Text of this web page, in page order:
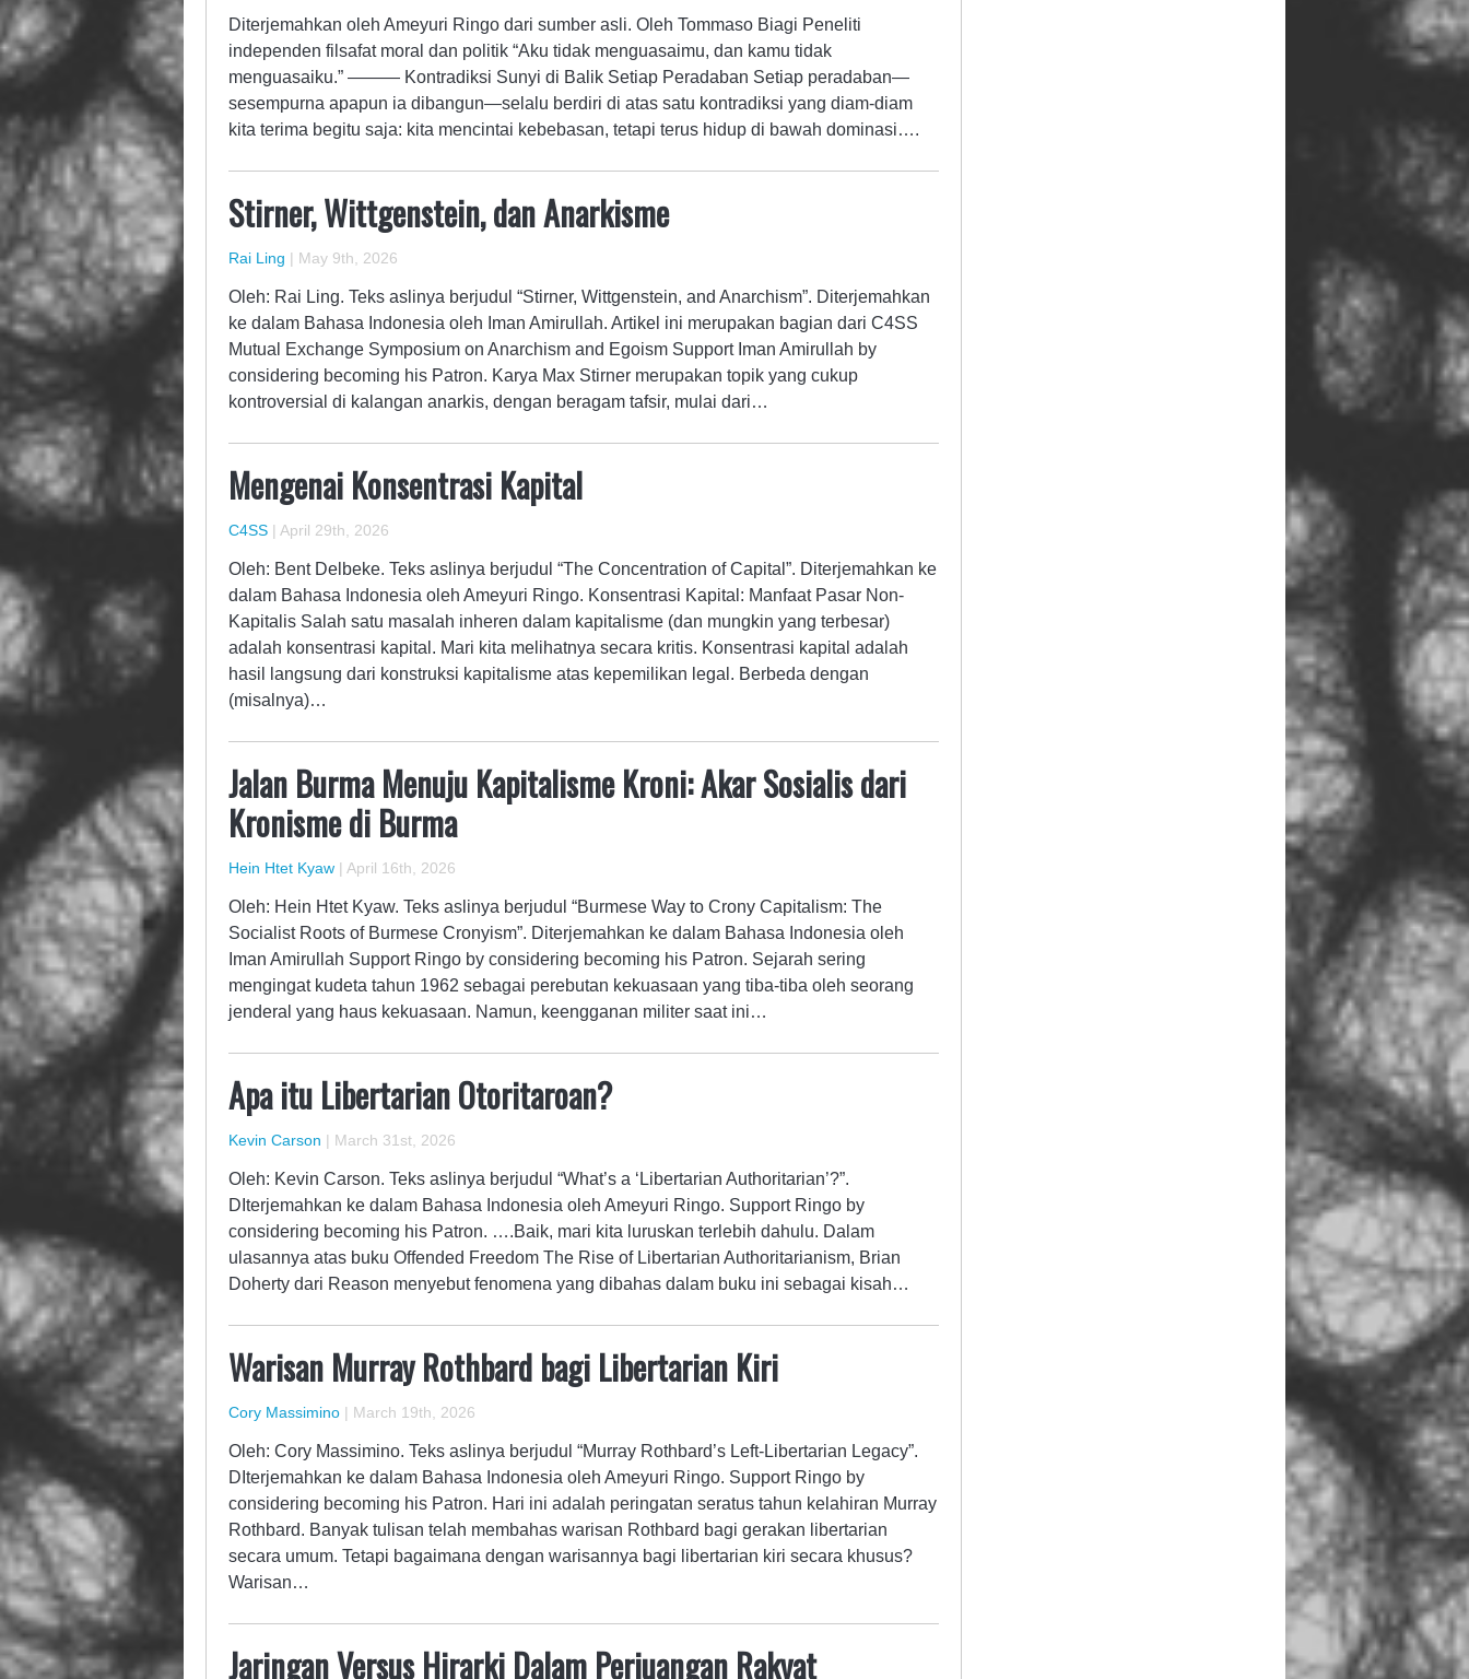
Diterjemahkan oleh Ameyuri Ringo dari sumber asli. Oleh Tommaso Biagi Peneliti
independen filsafat moral dan politik “Aku tidak menguasaimu, dan kamu tidak
menguasaiku.” ——— Kontradiksi Sunyi di Balik Setiap Peradaban Setiap peradaban—
sesempurna apapun ia dibangun—selalu berdiri di atas satu kontradiksi yang diam-diam
kita terima begitu saja: kita mencintai kebebasan, tetapi terus hidup di bawah dominasi….
Stirner, Wittgenstein, dan Anarkisme
Rai Ling | May 9th, 2026
Oleh: Rai Ling. Teks aslinya berjudul “Stirner, Wittgenstein, and Anarchism”. Diterjemahkan
ke dalam Bahasa Indonesia oleh Iman Amirullah. Artikel ini merupakan bagian dari C4SS
Mutual Exchange Symposium on Anarchism and Egoism Support Iman Amirullah by
considering becoming his Patron. Karya Max Stirner merupakan topik yang cukup
kontroversial di kalangan anarkis, dengan beragam tafsir, mulai dari…
Mengenai Konsentrasi Kapital
C4SS | April 29th, 2026
Oleh: Bent Delbeke. Teks aslinya berjudul “The Concentration of Capital”. Diterjemahkan ke
dalam Bahasa Indonesia oleh Ameyuri Ringo. Konsentrasi Kapital: Manfaat Pasar Non-
Kapitalis Salah satu masalah inheren dalam kapitalisme (dan mungkin yang terbesar)
adalah konsentrasi kapital. Mari kita melihatnya secara kritis. Konsentrasi kapital adalah
hasil langsung dari konstruksi kapitalisme atas kepemilikan legal. Berbeda dengan
(misalnya)…
Jalan Burma Menuju Kapitalisme Kroni: Akar Sosialis dari
Kronisme di Burma
Hein Htet Kyaw | April 16th, 2026
Oleh: Hein Htet Kyaw. Teks aslinya berjudul “Burmese Way to Crony Capitalism: The
Socialist Roots of Burmese Cronyism”. Diterjemahkan ke dalam Bahasa Indonesia oleh
Iman Amirullah Support Ringo by considering becoming his Patron. Sejarah sering
mengingat kudeta tahun 1962 sebagai perebutan kekuasaan yang tiba-tiba oleh seorang
jenderal yang haus kekuasaan. Namun, keengganan militer saat ini…
Apa itu Libertarian Otoritaroan?
Kevin Carson | March 31st, 2026
Oleh: Kevin Carson. Teks aslinya berjudul “What’s a ‘Libertarian Authoritarian’?”.
DIterjemahkan ke dalam Bahasa Indonesia oleh Ameyuri Ringo. Support Ringo by
considering becoming his Patron. ….Baik, mari kita luruskan terlebih dahulu. Dalam
ulasannya atas buku Offended Freedom The Rise of Libertarian Authoritarianism, Brian
Doherty dari Reason menyebut fenomena yang dibahas dalam buku ini sebagai kisah…
Warisan Murray Rothbard bagi Libertarian Kiri
Cory Massimino | March 19th, 2026
Oleh: Cory Massimino. Teks aslinya berjudul “Murray Rothbard’s Left-Libertarian Legacy”.
DIterjemahkan ke dalam Bahasa Indonesia oleh Ameyuri Ringo. Support Ringo by
considering becoming his Patron. Hari ini adalah peringatan seratus tahun kelahiran Murray
Rothbard. Banyak tulisan telah membahas warisan Rothbard bagi gerakan libertarian
secara umum. Tetapi bagaimana dengan warisannya bagi libertarian kiri secara khusus?
Warisan…
Jaringan Versus Hirarki Dalam Perjuangan Rakyat